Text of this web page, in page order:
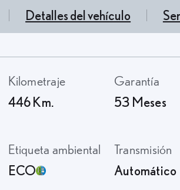
Detalles del vehículo
Kilometraje
446 Km.
Garantía
53 Meses
Etiqueta ambiental
ECO
Transmisión
Automático